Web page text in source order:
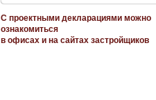
С проектными декларациями можно
ознакомиться
в офисах и на сайтах застройщиков